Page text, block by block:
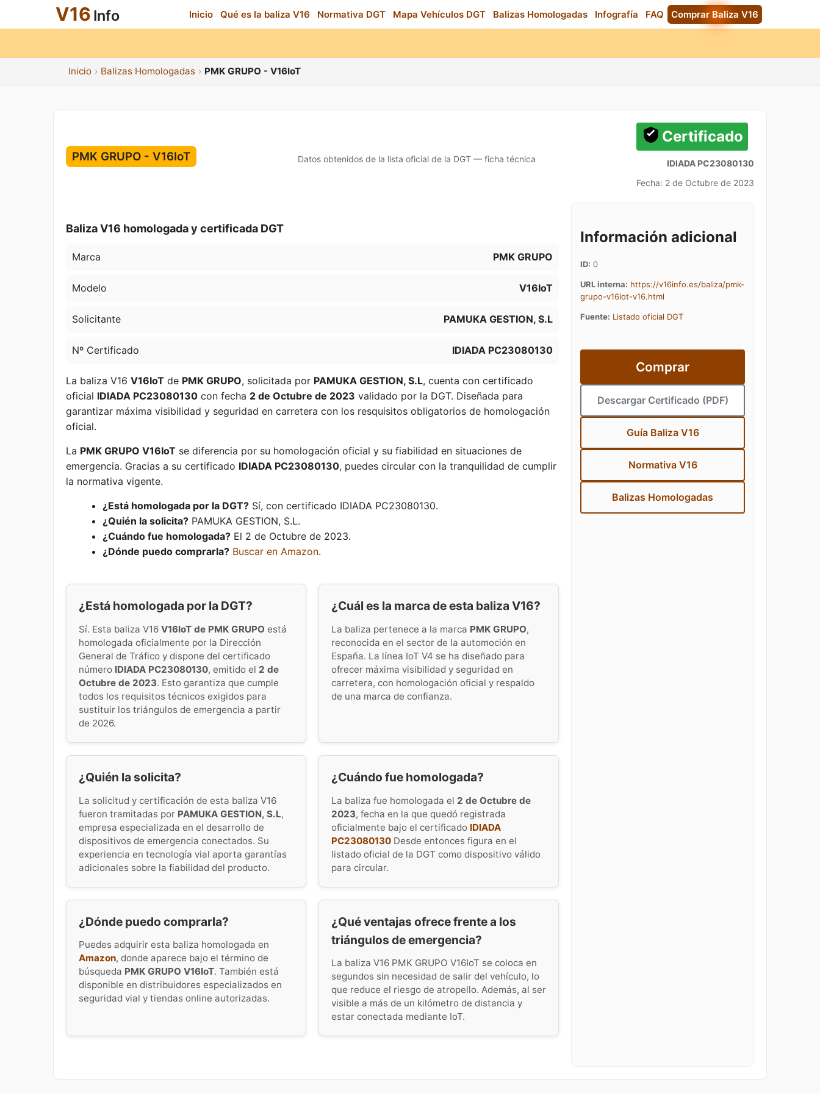
V16 Info Inicio Qué es la baliza V16 Normativa DGT Mapa Vehículos DGT Balizas Homologadas Infografía FAQ Comprar Baliza V16
Inicio Balizas Homologadas PMK GRUPO - V16IoT
PMK GRUPO - V16IoT Datos obtenidos de la lista oficial de la DGT — ficha técnica
Certificado
IDIADA PC23080130
Fecha: 2 de Octubre de 2023
Baliza V16 homologada y certificada DGT
Marca PMK GRUPO
Modelo V16IoT
Solicitante PAMUKA GESTION, S.L
Nº Certificado IDIADA PC23080130
La baliza V16 V16IoT de PMK GRUPO, solicitada por PAMUKA GESTION, S.L, cuenta con certificado
oficial IDIADA PC23080130 con fecha 2 de Octubre de 2023 validado por la DGT. Diseñada para
garantizar máxima visibilidad y seguridad en carretera con los resquisitos obligatorios de homologación
oficial.
La PMK GRUPO V16IoT se diferencia por su homologación oficial y su fiabilidad en situaciones de
emergencia. Gracias a su certificado IDIADA PC23080130, puedes circular con la tranquilidad de cumplir
la normativa vigente.
¿Está homologada por la DGT? Sí, con certificado IDIADA PC23080130.
¿Quién la solicita? PAMUKA GESTION, S.L.
¿Cuándo fue homologada? El 2 de Octubre de 2023.
¿Dónde puedo comprarla? Buscar en Amazon.
¿Está homologada por la DGT?
Sí. Esta baliza V16 V16IoT de PMK GRUPO está
homologada oficialmente por la Dirección
General de Tráfico y dispone del certificado
número IDIADA PC23080130, emitido el 2 de
Octubre de 2023. Esto garantiza que cumple
todos los requisitos técnicos exigidos para
sustituir los triángulos de emergencia a partir
de 2026.
¿Cuál es la marca de esta baliza V16?
La baliza pertenece a la marca PMK GRUPO,
reconocida en el sector de la automoción en
España. La línea IoT V4 se ha diseñado para
ofrecer máxima visibilidad y seguridad en
carretera, con homologación oficial y respaldo
de una marca de confianza.
¿Quién la solicita?
La solicitud y certificación de esta baliza V16
fueron tramitadas por PAMUKA GESTION, S.L,
empresa especializada en el desarrollo de
dispositivos de emergencia conectados. Su
experiencia en tecnología vial aporta garantías
adicionales sobre la fiabilidad del producto.
¿Cuándo fue homologada?
La baliza fue homologada el 2 de Octubre de
2023, fecha en la que quedó registrada
oficialmente bajo el certificado IDIADA
PC23080130 Desde entonces figura en el
listado oficial de la DGT como dispositivo válido
para circular.
¿Dónde puedo comprarla?
Puedes adquirir esta baliza homologada en
Amazon, donde aparece bajo el término de
búsqueda PMK GRUPO V16IoT. También está
disponible en distribuidores especializados en
seguridad vial y tiendas online autorizadas.
¿Qué ventajas ofrece frente a los
triángulos de emergencia?
La baliza V16 PMK GRUPO V16IoT se coloca en
segundos sin necesidad de salir del vehículo, lo
que reduce el riesgo de atropello. Además, al ser
visible a más de un kilómetro de distancia y
estar conectada mediante IoT.
Información adicional
ID: 0
URL interna: https://v16info.es/baliza/pmk-
grupo-v16iot-v16.html
Fuente: Listado oficial DGT
Comprar
Descargar Certificado (PDF)
Guía Baliza V16
Normativa V16
Balizas Homologadas